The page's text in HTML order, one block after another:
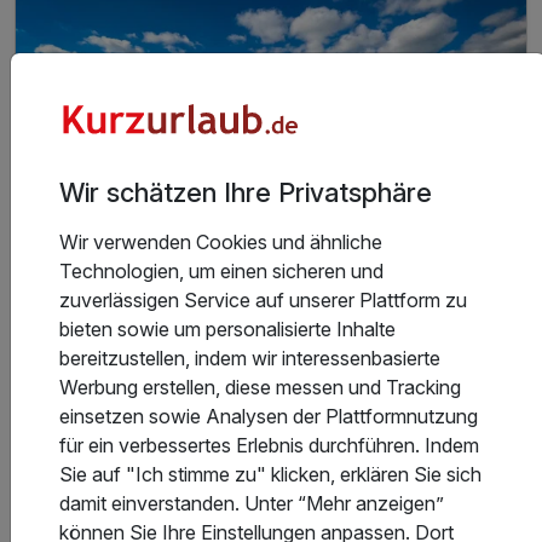
Verfügbar bis Dezember
Banzkow, Schwerin / Westmecklenburg
6 Tage| 5 Nächte
ab
Gesamt ab
Landhotel Lewitz Mühle
6 Tage Mecklenburgische Auszeit
5 Übernachtungen im Doppelzimmer
Wir schätzen Ihre Privatsphäre
Wir verwenden Cookies und ähnliche
Technologien, um einen sicheren und
zuverlässigen Service auf unserer Plattform zu
bieten sowie um personalisierte Inhalte
bereitzustellen, indem wir interessenbasierte
Werbung erstellen, diese messen und Tracking
einsetzen sowie Analysen der Plattformnutzung
für ein verbessertes Erlebnis durchführen. Indem
Sie auf "Ich stimme zu" klicken, erklären Sie sich
damit einverstanden. Unter “Mehr anzeigen”
können Sie Ihre Einstellungen anpassen. Dort